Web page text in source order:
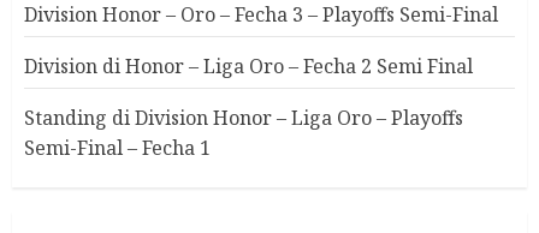
Division Honor – Oro – Fecha 3 – Playoffs Semi-Final
Division di Honor – Liga Oro – Fecha 2 Semi Final
Standing di Division Honor – Liga Oro – Playoffs
Semi-Final – Fecha 1